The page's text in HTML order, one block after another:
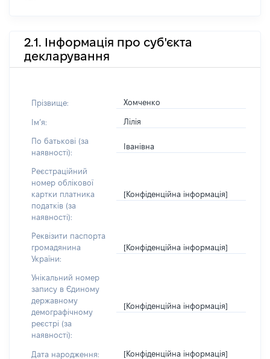
2.1. Інформація про суб'єкта
декларування
Прізвище: Хомченко
Імʼя: Лілія
По батькові (за
наявності):
Іванівна
Реєстраційний
номер облікової
картки платника
податків (за
наявності):
[Конфіденційна інформація]
Реквізити паспорта
громадянина
України:
[Конфіденційна інформація]
Унікальний номер
запису в Єдиному
державному
демографічному
реєстрі (за
наявності):
[Конфіденційна інформація]
Дата народження: [Конфіденційна інформація]